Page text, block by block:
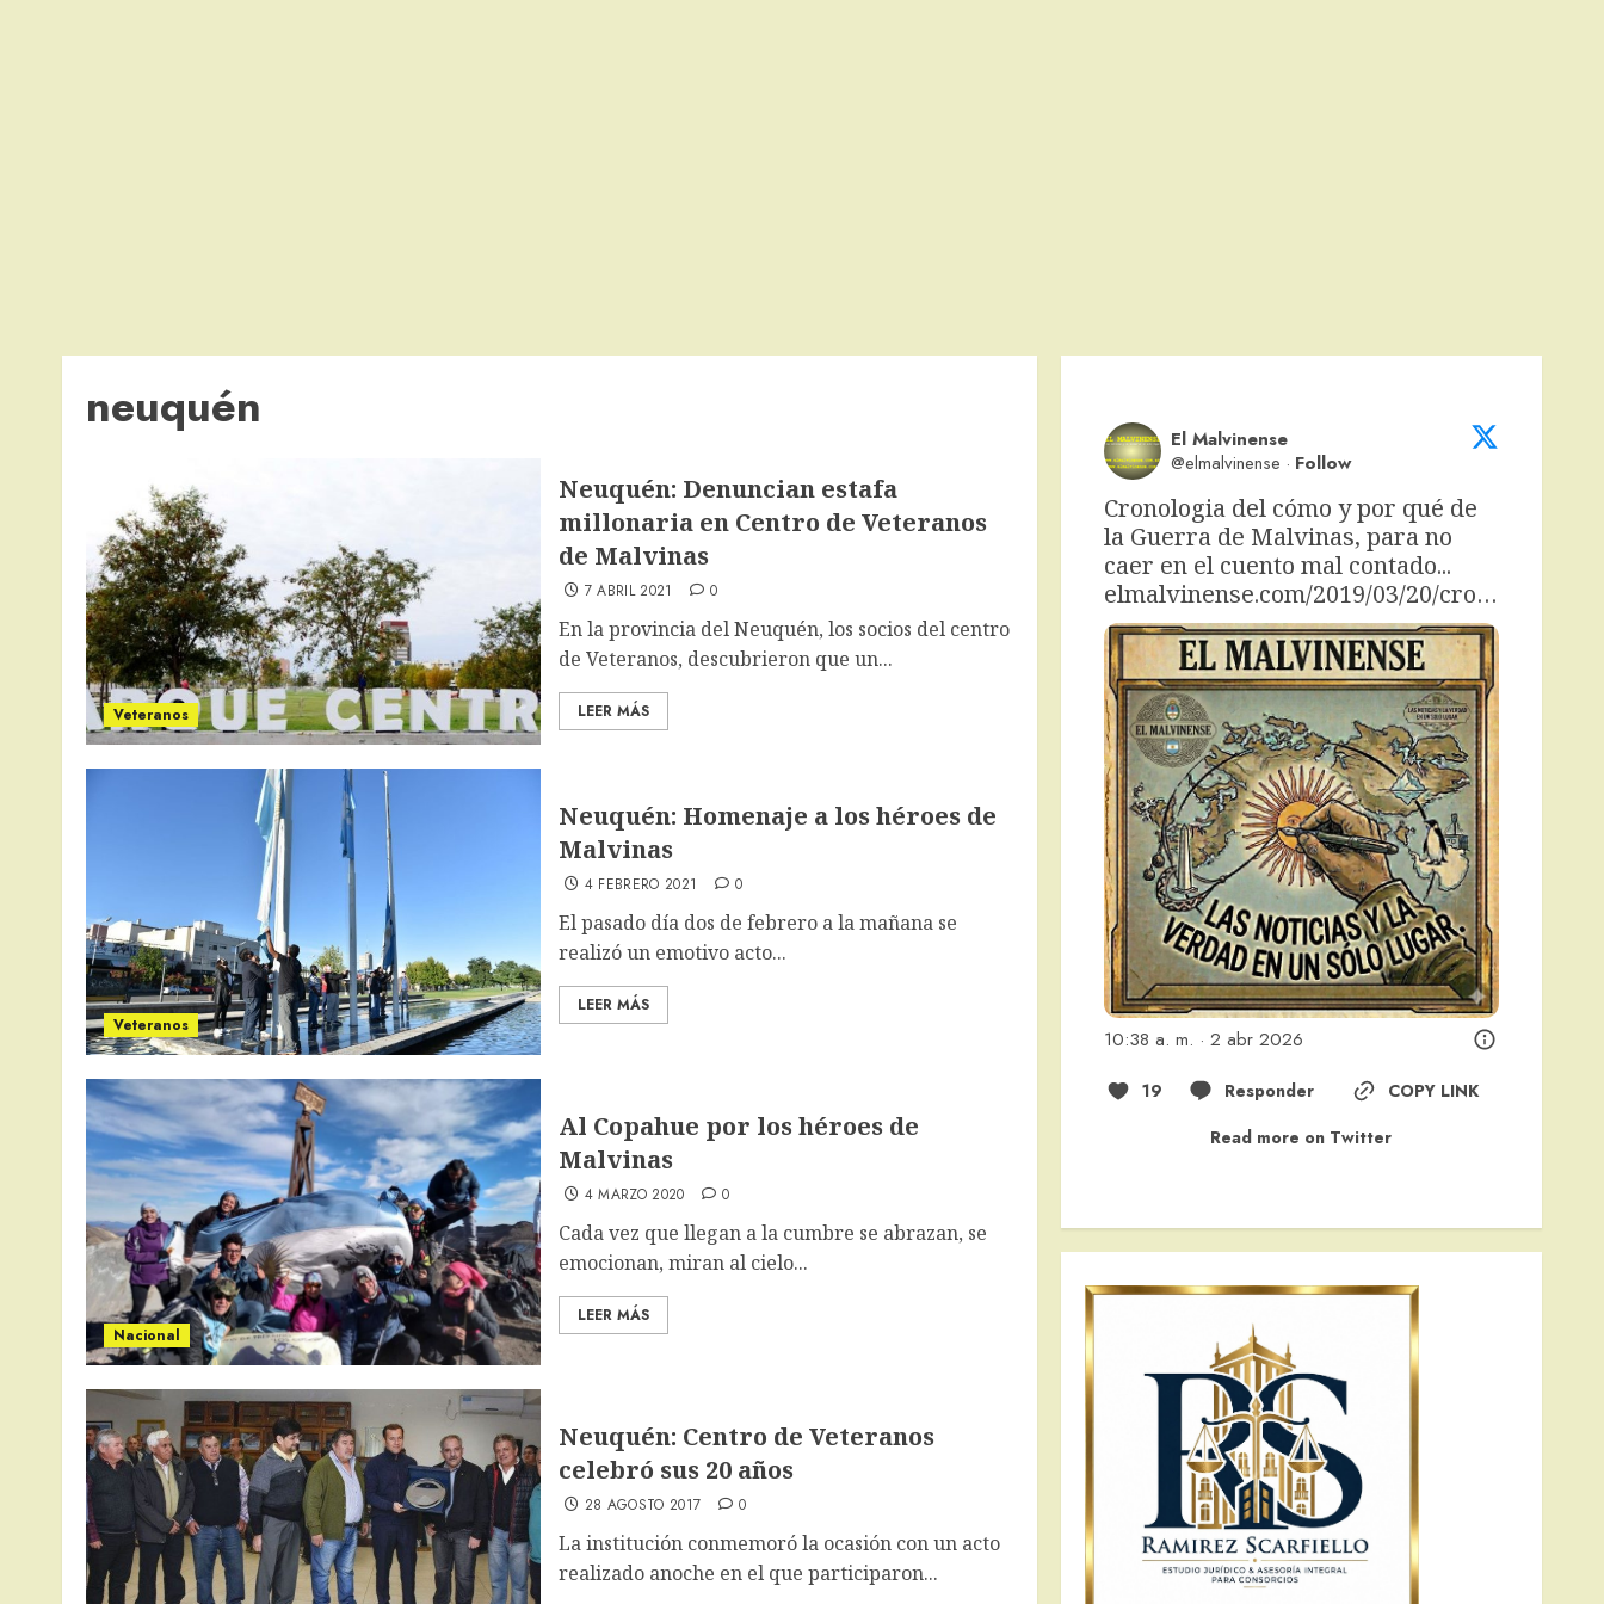
neuquén
Veteranos
Neuquén: Denuncian estafa
millonaria en Centro de Veteranos
de Malvinas
7 ABRIL 2021 0
En la provincia del Neuquén, los socios del centro
de Veteranos, descubrieron que un...
LEER MÁS
Veteranos
Neuquén: Homenaje a los héroes de
Malvinas
4 FEBRERO 2021 0
El pasado día dos de febrero a la mañana se
realizó un emotivo acto...
LEER MÁS
Nacional
Al Copahue por los héroes de
Malvinas
4 MARZO 2020 0
Cada vez que llegan a la cumbre se abrazan, se
emocionan, miran al cielo...
LEER MÁS
Neuquén: Centro de Veteranos
celebró sus 20 años
28 AGOSTO 2017 0
La institución conmemoró la ocasión con un acto
realizado anoche en el que participaron...
El Malvinense
@elmalvinense · Follow
Cronologia del cómo y por qué de
la Guerra de Malvinas, para no
elmalvinense.com/2019/03/20/cro…
10:38 a. m. · 2 abr 2026
19 Responder
COPY LINK
Read more on Twitter